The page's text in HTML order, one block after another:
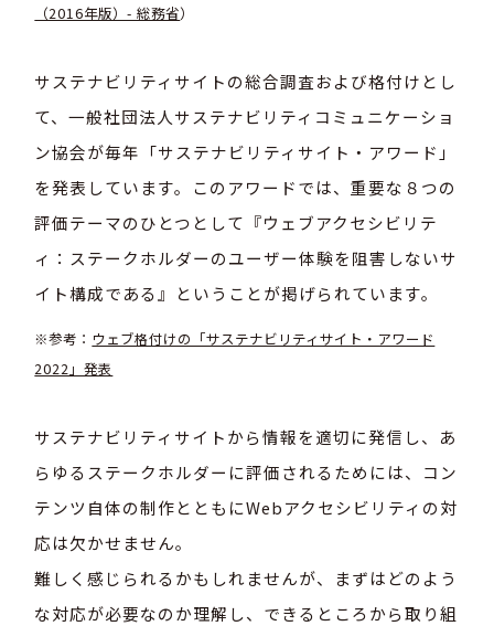
（2016年版）- 総務省）
サステナビリティサイトの総合調査および格付けとし
て、一般社団法人サステナビリティコミュニケーショ
ン協会が毎年「サステナビリティサイト・アワード」
を発表しています。このアワードでは、重要な８つの
評価テーマのひとつとして『ウェブアクセシビリテ
ィ：ステークホルダーのユーザー体験を阻害しないサ
イト構成である』ということが掲げられています。
※参考： ウェブ格付けの「サステナビリティサイト・アワード
2022」発表
サステナビリティサイトから情報を適切に発信し、あ
らゆるステークホルダーに評価されるためには、コン
テンツ自体の制作とともにWebアクセシビリティの対
応は欠かせません。
難しく感じられるかもしれませんが、まずはどのよう
な対応が必要なのか理解し、できるところから取り組